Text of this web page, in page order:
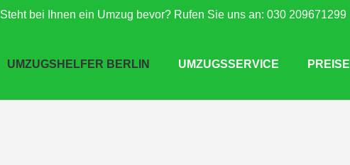
Steht bei Ihnen ein Umzug bevor? Rufen Sie uns an: 030 209671299
UMZUGSHELFER BERLIN UMZUGSSERVICE PREISE